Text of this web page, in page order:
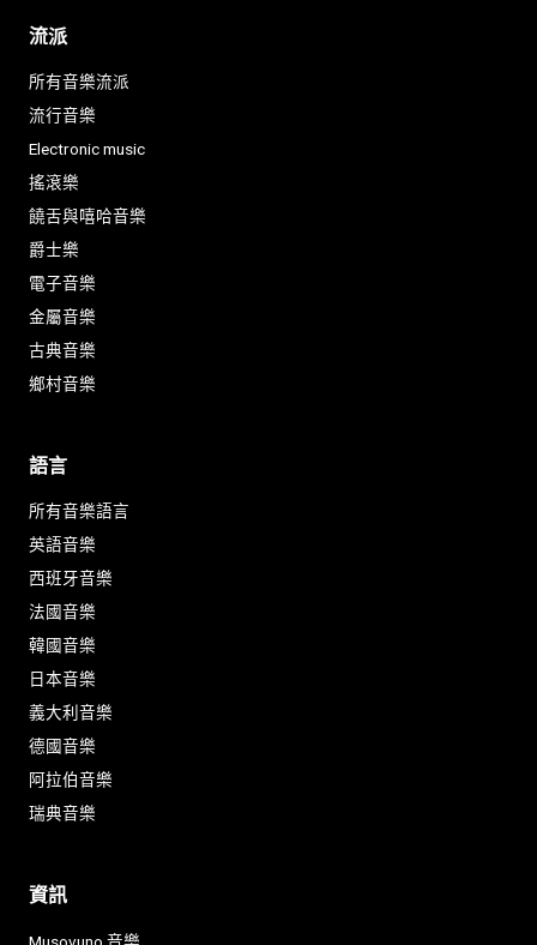
流派
所有音樂流派
流行音樂
Electronic music
搖滾樂
饒舌與嘻哈音樂
爵士樂
電子音樂
金屬音樂
古典音樂
鄉村音樂
語言
所有音樂語言
英語音樂
西班牙音樂
法國音樂
韓國音樂
日本音樂
義大利音樂
德國音樂
阿拉伯音樂
瑞典音樂
資訊